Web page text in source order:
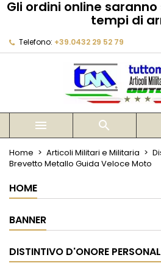
Gli ordini online
tempi di
Telefono: +39.0432 29 52 79
 
Home Articoli Militari e Militaria
Brevetto Metallo Guida Veloce Moto
HOME
BANNER
DISTINTIVO D'ONORE
My wishlists
add_circle_outline Create new list
Crea lista dei
Annulla
Devi avere effettuato
prodotti nella tua lista dei